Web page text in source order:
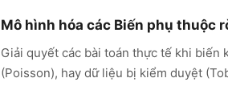
Mô hình hóa các Biến phụ thuộc
Giải quyết các bài toán thực tế khi biến
(Poisson), hay dữ liệu bị kiểm duyệt